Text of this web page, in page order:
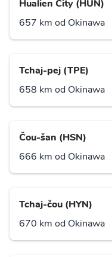
Hualien City (HUN)
657 km od Okinawa
Tchaj-pej (TPE)
658 km od Okinawa
Čou-šan (HSN)
666 km od Okinawa
Tchaj-čou (HYN)
670 km od Okinawa